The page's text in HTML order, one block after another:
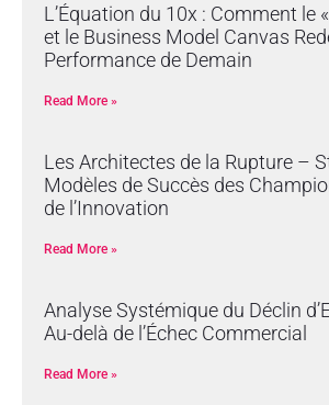
L’Équation du 10x : Comment le
et le Business Model Canvas
Performance de Demain
Read More »
Les Architectes de la Rupture –
Modèles de Succès des
de l’Innovation
Read More »
Analyse Systémique du Déclin
Au-delà de l’Échec Commercial
Read More »